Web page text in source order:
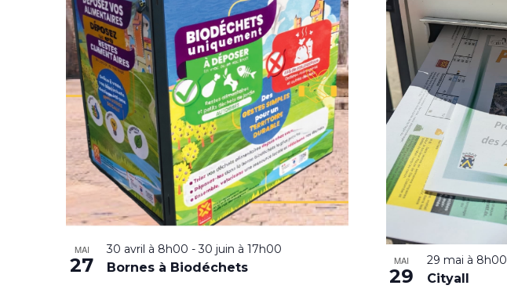
MAI
27
30 avril à 8h00 -30 juin à 17h00
Bornes à Biodéchets MAI
29
29 mai à 8h00
Cityall